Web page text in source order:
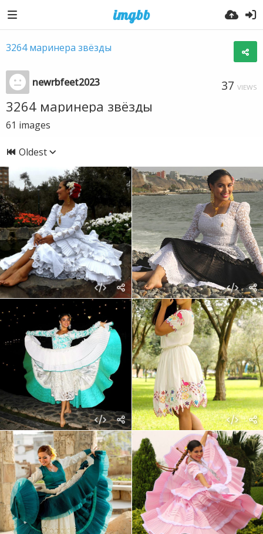
3264 маринера звёзды
newrbfeet2023 37 VIEWS
3264 маринера звёзды
61 images
Oldest